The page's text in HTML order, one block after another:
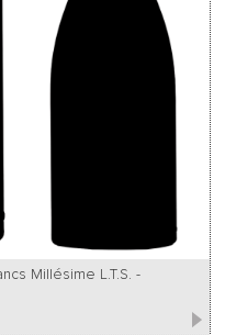
Millésime L.T.S. -